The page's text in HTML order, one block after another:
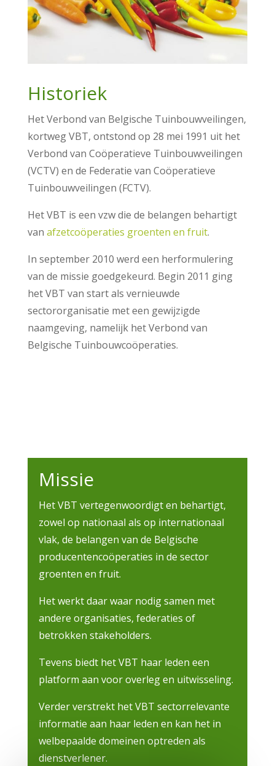
Historiek
Het Verbond van Belgische Tuinbouwveilingen,
kortweg VBT, ontstond op 28 mei 1991 uit het
Verbond van Coöperatieve Tuinbouwveilingen
(VCTV) en de Federatie van Coöperatieve
Tuinbouwveilingen (FCTV).
Het VBT is een vzw die de belangen behartigt
van afzetcoöperaties groenten en fruit.
In september 2010 werd een herformulering
van de missie goedgekeurd. Begin 2011 ging
het VBT van start als vernieuwde
sectororganisatie met een gewijzigde
naamgeving, namelijk het Verbond van
Belgische Tuinbouwcoöperaties.
Missie
Het VBT vertegenwoordigt en behartigt,
zowel op nationaal als op internationaal
vlak, de belangen van de Belgische
producentencoöperaties in de sector
groenten en fruit.
Het werkt daar waar nodig samen met
andere organisaties, federaties of
betrokken stakeholders.
Tevens biedt het VBT haar leden een
platform aan voor overleg en uitwisseling.
Verder verstrekt het VBT sectorrelevante
informatie aan haar leden en kan het in
welbepaalde domeinen optreden als
dienstverlener.